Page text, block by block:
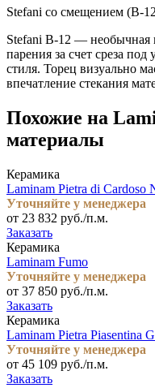
Stefani со смещением (B-
Stefani B-12 —
парения за счет среза
стиля. Торец визуально
впечатление стекания
Похожие на
материалы
Керамика
Laminam Pietra di Cardoso
Уточняйте у менеджера
от 23 832 руб./п.м.
Заказать
Керамика
Laminam Fumo
Уточняйте у менеджера
от 37 850 руб./п.м.
Заказать
Керамика
Laminam Pietra Piasentina
Уточняйте у менеджера
от 45 109 руб./п.м.
Заказать